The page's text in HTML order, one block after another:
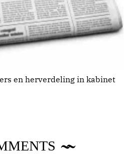
en herverdeling in kabinet